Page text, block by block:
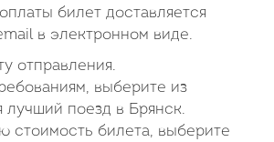
билет доставляется
в электронном виде.
отправления.
выберите из
лучший поезд в Брянск.
стоимость билета, выберите